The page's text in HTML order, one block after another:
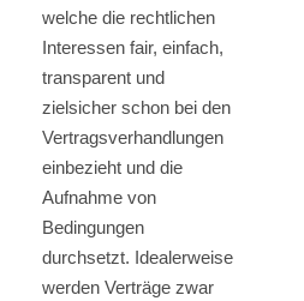
welche die rechtlichen
Interessen fair, einfach,
transparent und
zielsicher schon bei den
Vertragsverhandlungen
einbezieht und die
Aufnahme von
Bedingungen
durchsetzt. Idealerweise
werden Verträge zwar